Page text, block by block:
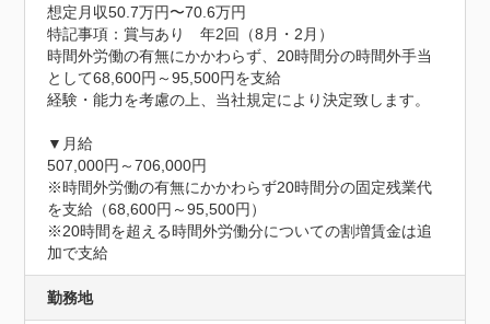
想定月収50.7万円〜70.6万円
特記事項：賞与あり　年2回（8月・2月）
時間外労働の有無にかかわらず、20時間分の時間外手当
として68,600円～95,500円を支給
経験・能力を考慮の上、当社規定により決定致します。
▼月給
507,000円～706,000円
※時間外労働の有無にかかわらず20時間分の固定残業代
を支給（68,600円～95,500円）
※20時間を超える時間外労働分についての割増賃金は追
加で支給
勤務地